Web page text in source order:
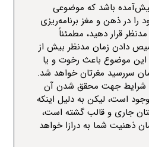
باشد که موضوعی
در ذهن و مغز برنامه‌ریزی
قرار دهید، مطمئناً
زمان مدنظر بیش از
موضوع باعث رخوت و یا
مغرتان خواهد شد.
جهت محقق شدن آن
لیکن به دلیل اینکه
و قالب گشته است،
شما به درازا خواهد